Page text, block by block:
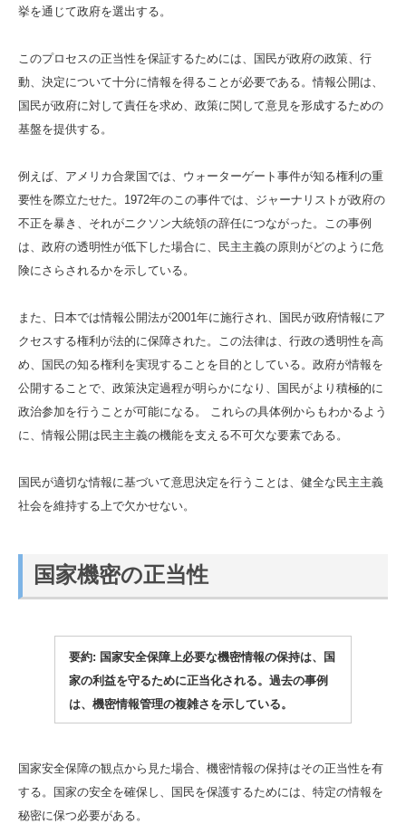
挙を通じて政府を選出する。
このプロセスの正当性を保証するためには、国民が政府の政策、行
動、決定について十分に情報を得ることが必要である。情報公開は、
国民が政府に対して責任を求め、政策に関して意見を形成するための
基盤を提供する。
例えば、アメリカ合衆国では、ウォーターゲート事件が知る権利の重
要性を際立たせた。1972年のこの事件では、ジャーナリストが政府の
不正を暴き、それがニクソン大統領の辞任につながった。この事例
は、政府の透明性が低下した場合に、民主主義の原則がどのように危
険にさらされるかを示している。
また、日本では情報公開法が2001年に施行され、国民が政府情報にア
クセスする権利が法的に保障された。この法律は、行政の透明性を高
め、国民の知る権利を実現することを目的としている。政府が情報を
公開することで、政策決定過程が明らかになり、国民がより積極的に
政治参加を行うことが可能になる。 これらの具体例からもわかるよう
に、情報公開は民主主義の機能を支える不可欠な要素である。
国民が適切な情報に基づいて意思決定を行うことは、健全な民主主義
社会を維持する上で欠かせない。
国家機密の正当性
要約: 国家安全保障上必要な機密情報の保持は、国
家の利益を守るために正当化される。過去の事例
は、機密情報管理の複雑さを示している。
国家安全保障の観点から見た場合、機密情報の保持はその正当性を有
する。国家の安全を確保し、国民を保護するためには、特定の情報を
秘密に保つ必要がある。